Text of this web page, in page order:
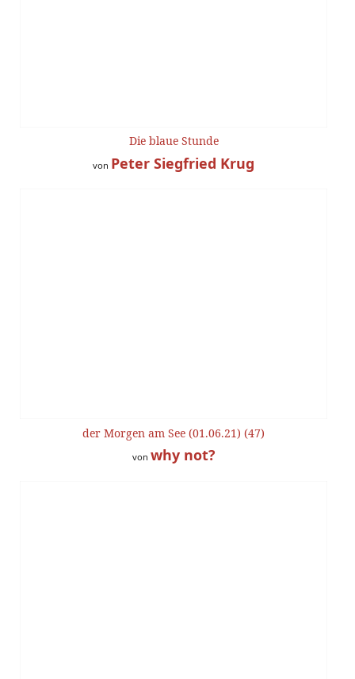
Die blaue Stunde
von Peter Siegfried Krug
der Morgen am See (01.06.21) (47)
von why not?